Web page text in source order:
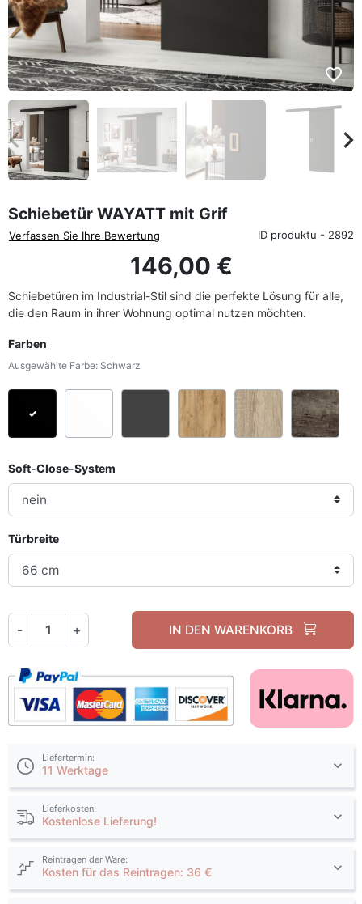
favorite_border
Zurück
Schiebetür WAYATT mit Grif
Verfassen Sie Ihre Bewertung ID produktu - 2892
146,00 €
Schiebetüren im Industrial-Stil sind die perfekte Lösung für alle,
die den Raum in ihrer Wohnung optimal nutzen möchten.
Farben
Ausgewählte Farbe: Schwarz
Schwarz Graphit Craft Gold Eiche
Sonoma
Soft-Close-System
Türbreite
- + IN DEN WARENKORB
Liefertermin:
11 Werktage
Lieferkosten:
Kostenlose Lieferung!
Reintragen der Ware:
Kosten für das Reintragen: 36 €